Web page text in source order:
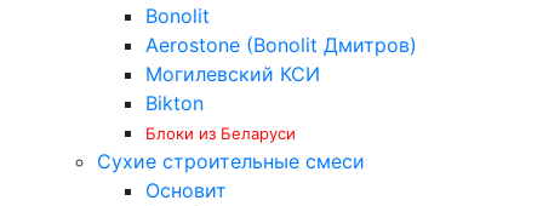
Bonolit
Aerostone (Bonolit Дмитров)
Могилевский КСИ
Bikton
Блоки из Беларуси
Сухие строительные смеси
Основит